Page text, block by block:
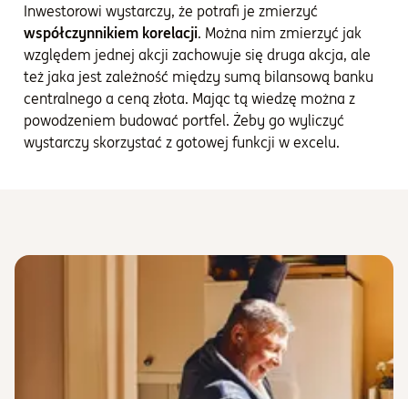
Inwestorowi wystarczy, że potrafi je zmierzyć
współczynnikiem korelacji. Można nim zmierzyć jak
względem jednej akcji zachowuje się druga akcja, ale
też jaka jest zależność między sumą bilansową banku
centralnego a ceną złota. Mając tą wiedzę można z
powodzeniem budować portfel. Żeby go wyliczyć
wystarczy skorzystać z gotowej funkcji w excelu.